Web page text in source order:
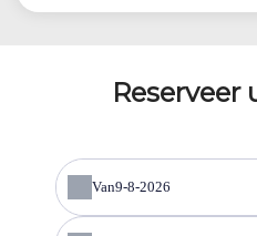
Reserveer
Van